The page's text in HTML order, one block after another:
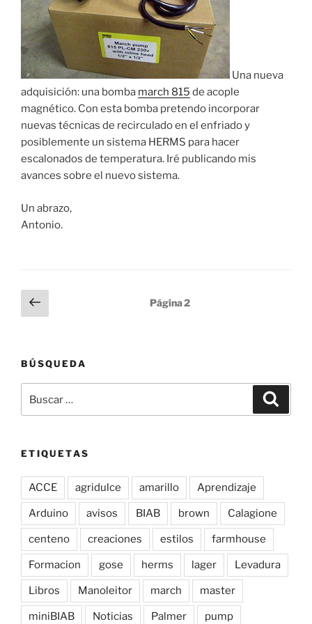
Una nueva
adquisición: una bomba march 815 de acople
magnético. Con esta bomba pretendo incorporar
nuevas técnicas de recirculado en el enfriado y
posiblemente un sistema HERMS para hacer
escalonados de temperatura. Iré publicando mis
avances sobre el nuevo sistema.
Un abrazo,
Antonio.
Paginación
de
Página
anterior
Página2
BÚSQUEDA
por:
ETIQUETAS
ACCE agridulce amarillo Aprendizaje
Arduino avisos BIAB brown Calagione
centeno creaciones estilos farmhouse
Formacion gose herms lager Levadura
Libros Manoleitor march master
miniBIAB Noticias Palmer pump